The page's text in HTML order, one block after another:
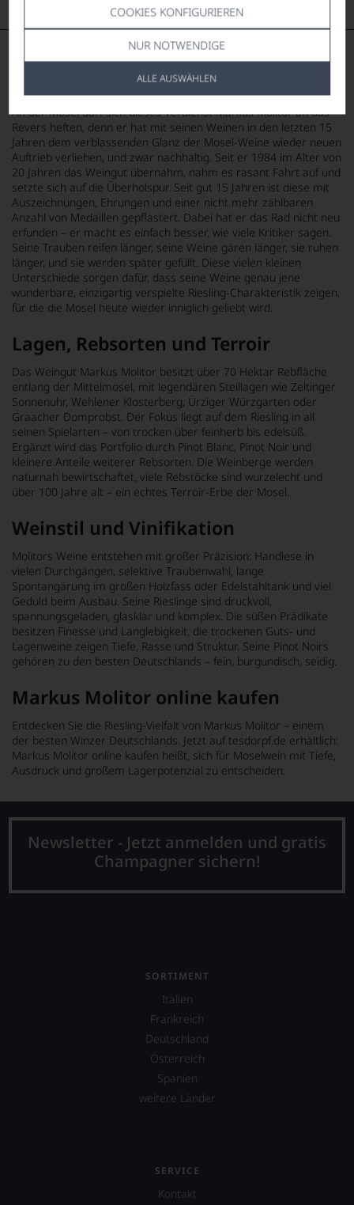
COOKIES KONFIGURIEREN
NUR NOTWENDIGE
ALLE AUSWÄHLEN
Markus Molitor – Renaissance des
Mosel-Rieslings
An der Mosel darf sich dieses Verdienst Markus Molitor an das
Revers heften, denn er hat mit seinen Weinen in den letzten 15
Jahren dem verblassenden Glanz der Mosel-Weine wieder neuen
Auftrieb verliehen, und zwar nachhaltig. Seit er 1984 im Alter von
20 Jahren das Weingut übernahm, nahm es rasant Fahrt auf und
setzte sich auf die Überholspur. Seit gut 15 Jahren ist diese mit
Auszeichnungen, Ehrungen und einer nicht mehr zählbaren
Anzahl von Medaillen gepflastert. Dabei hat er das Rad nicht neu
erfunden – er macht es einfach besser, wie viele Kritiker sagen.
Seine Trauben reifen länger, seine Weine gären länger, sie ruhen
länger, und sie werden später gefüllt. Diese vielen kleinen
Unterschiede sorgen dafür, dass seine Weine genau jene
wunderbare, einzigartig verspielte Riesling-Charakteristik zeigen,
für die die Mosel heute wieder inniglich geliebt wird.
Lagen, Rebsorten und Terroir
Das Weingut Markus Molitor besitzt über 70 Hektar Rebfläche
entlang der Mittelmosel, mit legendären Steillagen wie Zeltinger
Sonnenuhr, Wehlener Klosterberg, Ürziger Würzgarten oder
Graacher Domprobst. Der Fokus liegt auf dem Riesling in all
seinen Spielarten – von trocken über feinherb bis edelsüß.
Ergänzt wird das Portfolio durch Pinot Blanc, Pinot Noir und
kleinere Anteile weiterer Rebsorten. Die Weinberge werden
naturnah bewirtschaftet, viele Rebstöcke sind wurzelecht und
über 100 Jahre alt – ein echtes Terroir-Erbe der Mosel.
Weinstil und Vinifikation
Molitors Weine entstehen mit großer Präzision: Handlese in
vielen Durchgängen, selektive Traubenwahl, lange
Spontangärung im großen Holzfass oder Edelstahltank und viel
Geduld beim Ausbau. Seine Rieslinge sind druckvoll,
spannungsgeladen, glasklar und komplex. Die süßen Prädikate
besitzen Finesse und Langlebigkeit, die trockenen Guts- und
Lagenweine zeigen Tiefe, Rasse und Struktur. Seine Pinot Noirs
gehören zu den besten Deutschlands – fein, burgundisch, seidig.
Markus Molitor online kaufen
Entdecken Sie die Riesling-Vielfalt von Markus Molitor – einem
der besten Winzer Deutschlands. Jetzt auf tesdorpf.de erhältlich:
Markus Molitor online kaufen heißt, sich für Moselwein mit Tiefe,
Ausdruck und großem Lagerpotenzial zu entscheiden.
Newsletter - Jetzt anmelden und gratis
Champagner sichern!
SORTIMENT
Italien
Frankreich
Deutschland
Österreich
Spanien
weitere Länder
SERVICE
Kontakt